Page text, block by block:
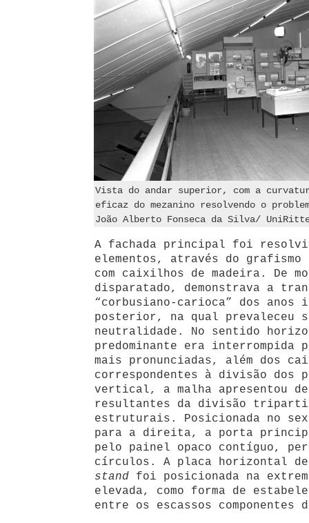
Vista do andar superior, com a
eficaz do mezanino resolvendo o
João Alberto Fonseca da Silva/
A fachada principal foi
elementos, através do
com caixilhos de madeira. De
disparatado, demonstrava a
“corbusiano-carioca” dos
posterior, na qual prevaleceu
neutralidade. No sentido
predominante era interrompida
mais pronunciadas, além dos
correspondentes à divisão dos
vertical, a malha apresentou
resultantes da divisão
estruturais. Posicionada no
para a direita, a porta
pelo painel opaco contíguo,
círculos. A placa horizontal
stand foi posicionada na
elevada, como forma de
entre os escassos componentes